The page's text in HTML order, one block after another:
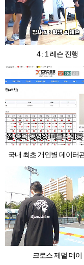
4 : 1 레슨 진행
국내 최초 개인별 데이터
템
크로스 제멀 데이